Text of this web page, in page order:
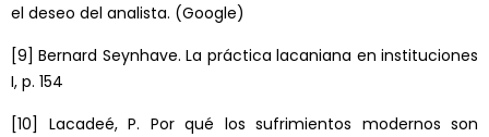
el deseo del analista. (Google)
[9] Bernard Seynhave. La práctica lacaniana en instituciones
I, p. 154
[10]
Lacadeé, P. Por qué los sufrimientos modernos son